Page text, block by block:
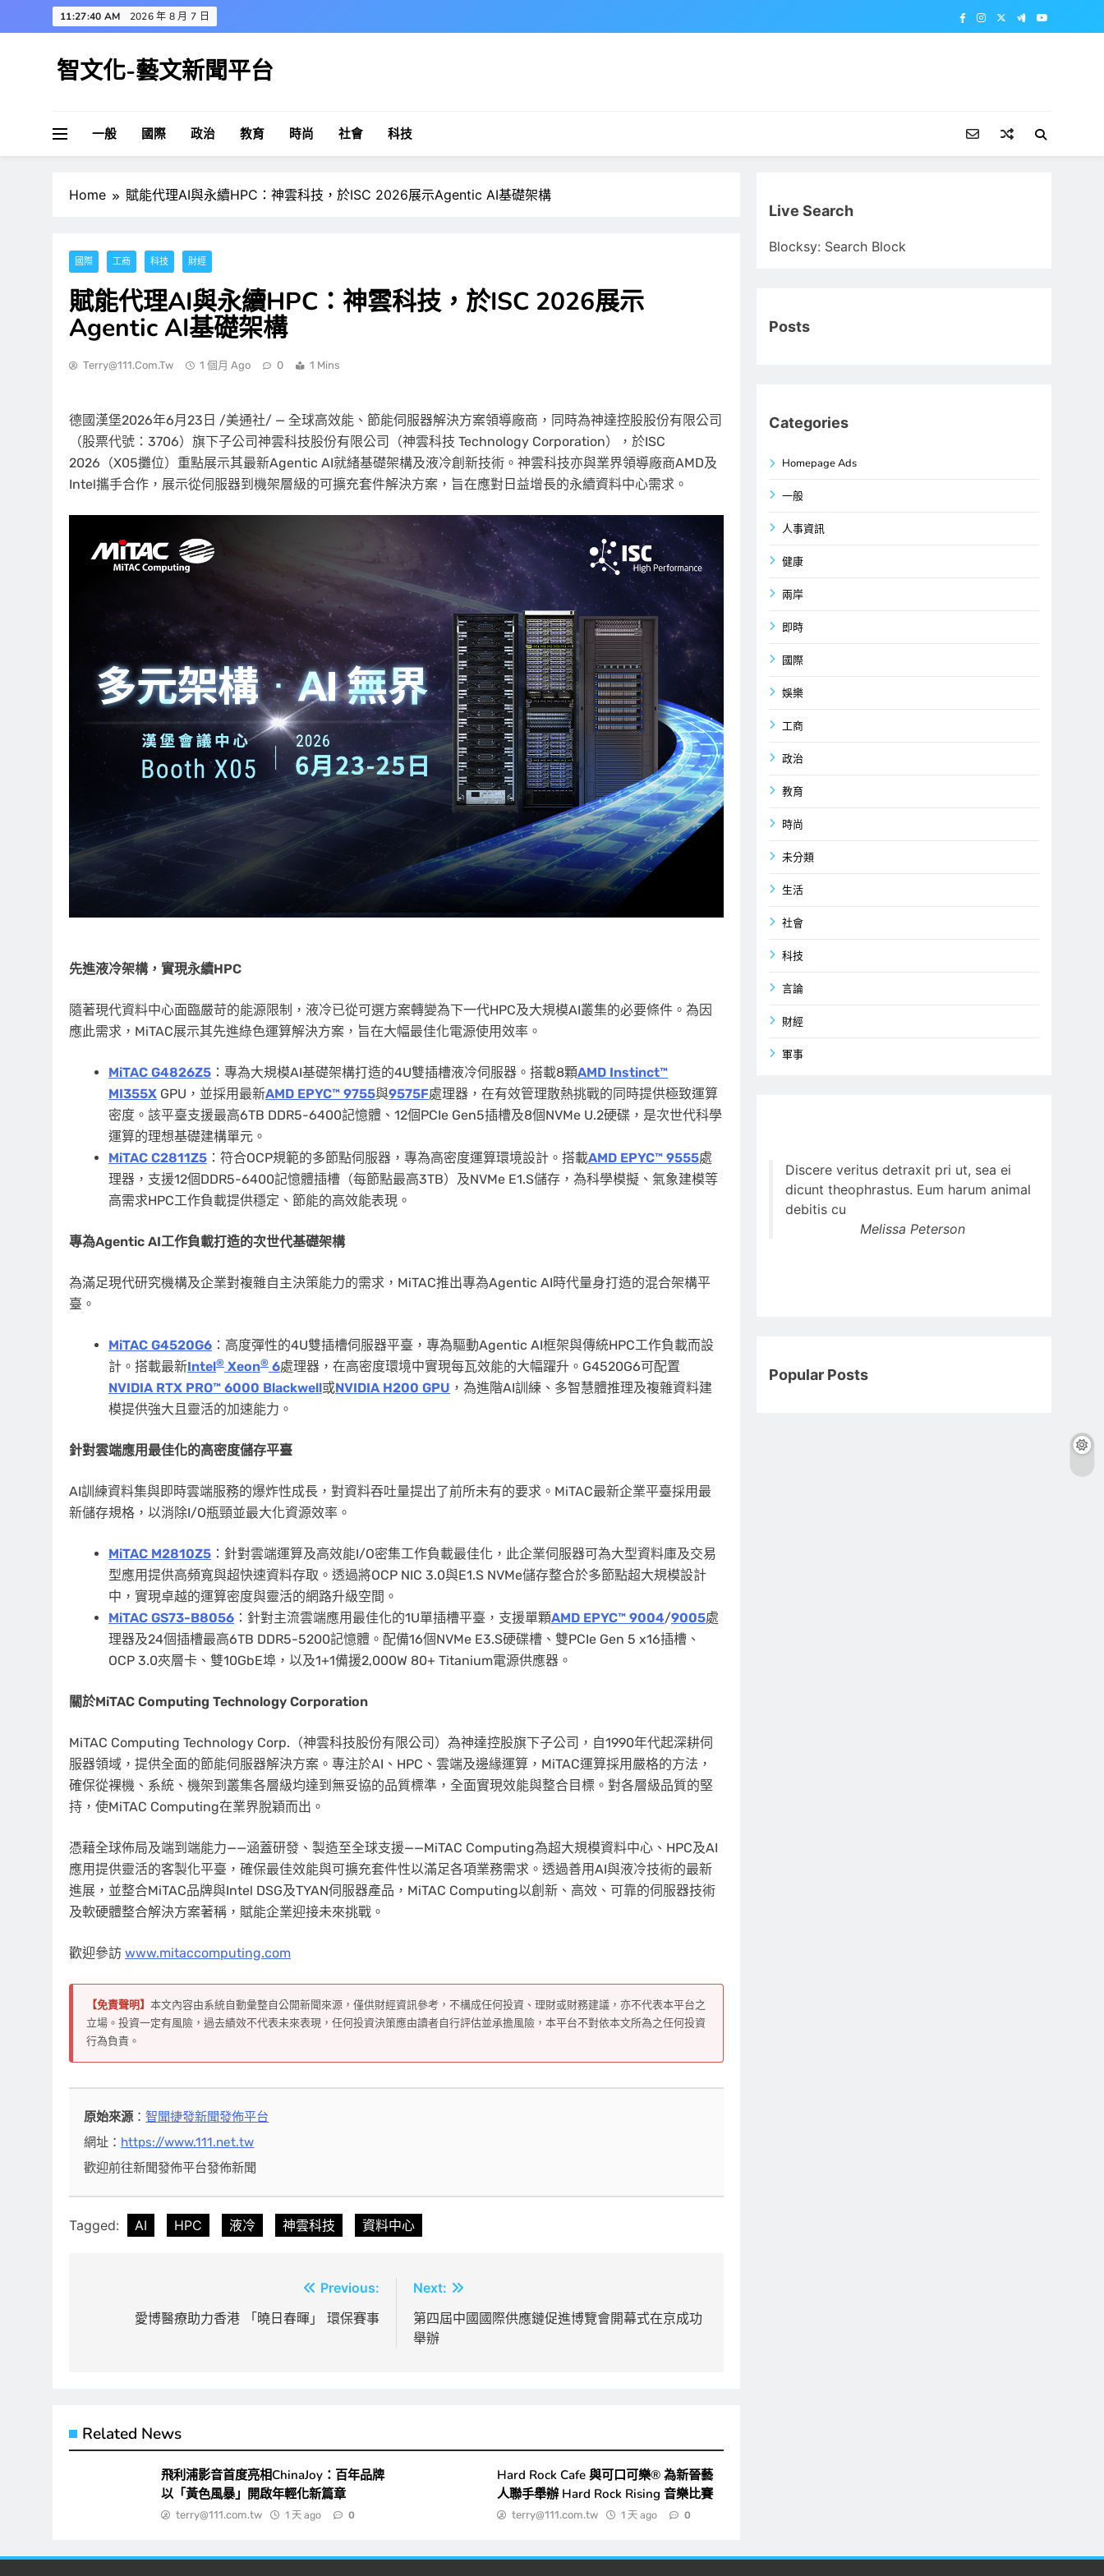
to
11:27:41 AM 2026 年 8 月 7 日
智文化-藝文新聞平台
一般 國際 政治 教育 時尚 社會 科技
Home 賦能代理AI與永續HPC：神雲科技，於ISC 2026展示Agentic AI基礎架構
國際 工商 科技 財經
賦能代理AI與永續HPC：神雲科技，於ISC 2026展示
Agentic AI基礎架構
Terry@111.com.tw 1 個月 Ago 0 1 Mins
德國漢堡2026年6月23日 /美通社/ — 全球高效能、節能伺服器解決方案領導廠商，同時為神達控股股份有限公司
（股票代號：3706）旗下子公司神雲科技股份有限公司（神雲科技 Technology Corporation），於ISC
2026（X05攤位）重點展示其最新Agentic AI就緒基礎架構及液冷創新技術。神雲科技亦與業界領導廠商AMD及
Intel攜手合作，展示從伺服器到機架層級的可擴充套件解決方案，旨在應對日益增長的永續資料中心需求。
先進液冷架構，實現永續HPC
隨著現代資料中心面臨嚴苛的能源限制，液冷已從可選方案轉變為下一代HPC及大規模AI叢集的必要條件。為因
應此需求，MiTAC展示其先進綠色運算解決方案，旨在大幅最佳化電源使用效率。
MiTAC G4826Z5 ：專為大規模AI基礎架構打造的4U雙插槽液冷伺服器。搭載8顆AMD Instinct™
MI355X GPU，並採用最新AMD EPYC™ 9755與9575F處理器，在有效管理散熱挑戰的同時提供極致運算
密度。該平臺支援最高6TB DDR5-6400記憶體、12個PCIe Gen5插槽及8個NVMe U.2硬碟，是次世代科學
運算的理想基礎建構單元。
MiTAC C2811Z5 ：符合OCP規範的多節點伺服器，專為高密度運算環境設計。搭載AMD EPYC™ 9555處
理器，支援12個DDR5-6400記憶體插槽（每節點最高3TB）及NVMe E1.S儲存，為科學模擬、氣象建模等
高需求HPC工作負載提供穩定、節能的高效能表現。
專為Agentic AI工作負載打造的次世代基礎架構
為滿足現代研究機構及企業對複雜自主決策能力的需求，MiTAC推出專為Agentic AI時代量身打造的混合架構平
臺。
MiTAC G4520G6 ：高度彈性的4U雙插槽伺服器平臺，專為驅動Agentic AI框架與傳統HPC工作負載而設
計。搭載最新Intel® Xeon® 6處理器，在高密度環境中實現每瓦效能的大幅躍升。G4520G6可配置
NVIDIA RTX PRO™ 6000 Blackwell或NVIDIA H200 GPU ，為進階AI訓練、多智慧體推理及複雜資料建
模提供強大且靈活的加速能力。
針對雲端應用最佳化的高密度儲存平臺
AI訓練資料集與即時雲端服務的爆炸性成長，對資料吞吐量提出了前所未有的要求。MiTAC最新企業平臺採用最
新儲存規格，以消除I/O瓶頸並最大化資源效率。
MiTAC M2810Z5 ：針對雲端運算及高效能I/O密集工作負載最佳化，此企業伺服器可為大型資料庫及交易
型應用提供高頻寬與超快速資料存取。透過將OCP NIC 3.0與E1.S NVMe儲存整合於多節點超大規模設計
中，實現卓越的運算密度與靈活的網路升級空間。
MiTAC GS73-B8056 ：針對主流雲端應用最佳化的1U單插槽平臺，支援單顆AMD EPYC™ 9004/9005處
理器及24個插槽最高6TB DDR5-5200記憶體。配備16個NVMe E3.S硬碟槽、雙PCIe Gen 5 x16插槽、
OCP 3.0夾層卡、雙10GbE埠，以及1+1備援2,000W 80+ Titanium電源供應器。
關於MiTAC Computing Technology Corporation
MiTAC Computing Technology Corp.（神雲科技股份有限公司）為神達控股旗下子公司，自1990年代起深耕伺
服器領域，提供全面的節能伺服器解決方案。專注於AI、HPC、雲端及邊緣運算，MiTAC運算採用嚴格的方法，
確保從裸機、系統、機架到叢集各層級均達到無妥協的品質標準，全面實現效能與整合目標。對各層級品質的堅
持，使MiTAC Computing在業界脫穎而出。
憑藉全球佈局及端到端能力——涵蓋研發、製造至全球支援——MiTAC Computing為超大規模資料中心、HPC及AI
應用提供靈活的客製化平臺，確保最佳效能與可擴充套件性以滿足各項業務需求。透過善用AI與液冷技術的最新
進展，並整合MiTAC品牌與Intel DSG及TYAN伺服器產品，MiTAC Computing以創新、高效、可靠的伺服器技術
及軟硬體整合解決方案著稱，賦能企業迎接未來挑戰。
歡迎參訪 www.mitaccomputing.com
【免責聲明】 本文內容由系統自動彙整自公開新聞來源，僅供財經資訊參考，不構成任何投資、理財或財務建議，亦不代表本平台之
立場。投資一定有風險，過去績效不代表未來表現，任何投資決策應由讀者自行評估並承擔風險，本平台不對依本文所為之任何投資
行為負責。
原始來源 ：智聞捷發新聞發佈平台
網址： https://www.111.net.tw
歡迎前往新聞發佈平台發佈新聞
Tagged: AI HPC 液冷 神雲科技 資料中心
Previous:
愛博醫療助力香港 「曉日春暉」 環保賽事
Next:
第四屆中國國際供應鏈促進博覽會開幕式在京成功
舉辦
Related News
飛利浦影音首度亮相ChinaJoy：百年品牌
以「黃色風暴」開啟年輕化新篇章
terry@111.com.tw 1 天 ago 0
Hard Rock Cafe 與可口可樂® 為新晉藝
人聯手舉辦 Hard Rock Rising 音樂比賽
terry@111.com.tw 1 天 ago 0
Live Search
Blocksy: Search Block
Posts
Categories
Homepage Ads
一般
人事資訊
健康
兩岸
即時
國際
娛樂
工商
政治
教育
時尚
未分類
生活
社會
科技
言論
財經
軍事
Discere veritus detraxit pri ut, sea ei
dicunt theophrastus. Eum harum animal
debitis cu
Melissa Peterson
Popular Posts